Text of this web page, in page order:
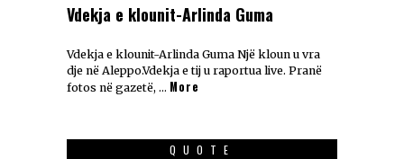
Vdekja e klounit-Arlinda Guma
Vdekja e klounit-Arlinda Guma Një kloun u vra
dje në Aleppo.Vdekja e tij u raportua live. Pranë
fotos në gazetë, … More
QUOTE